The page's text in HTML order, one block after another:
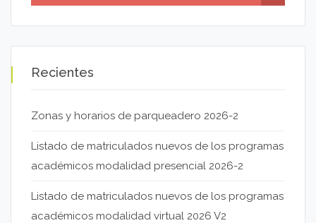
Recientes
Zonas y horarios de parqueadero 2026-2
Listado de matriculados nuevos de los programas
académicos modalidad presencial 2026-2
Listado de matriculados nuevos de los programas
académicos modalidad virtual 2026 V2